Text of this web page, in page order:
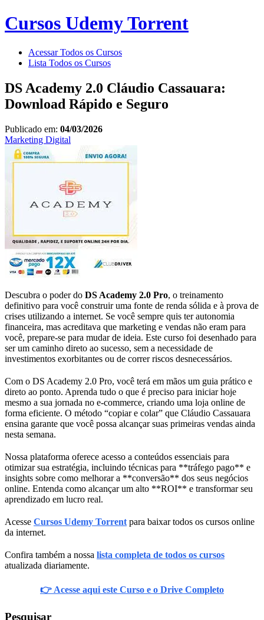
Cursos Udemy Torrent
Acessar Todos os Cursos
Lista Todos os Cursos
DS Academy 2.0 Cláudio Cassauara:
Download Rápido e Seguro
Publicado em: 04/03/2026
Marketing Digital
Descubra o poder do DS Academy 2.0 Pro, o treinamento
definitivo para você construir uma fonte de renda sólida e à prova de
crises utilizando a internet. Se você sempre quis ter autonomia
financeira, mas acreditava que marketing e vendas não eram para
você, prepare-se para mudar de ideia. Este curso foi desenhado para
ser um caminho direto ao sucesso, sem a necessidade de
investimentos exorbitantes ou de correr riscos desnecessários.
Com o DS Academy 2.0 Pro, você terá em mãos um guia prático e
direto ao ponto. Aprenda tudo o que é preciso para iniciar hoje
mesmo a sua jornada no e-commerce, criando uma loja online de
forma eficiente. O método “copiar e colar” que Cláudio Cassauara
ensina garante que você possa alcançar suas primeiras vendas ainda
nesta semana.
Nossa plataforma oferece acesso a conteúdos essenciais para
otimizar sua estratégia, incluindo técnicas para **tráfego pago** e
insights sobre como melhorar a **conversão** dos seus negócios
online. Entenda como alcançar um alto **ROI** e transformar seu
aprendizado em lucro real.
Acesse Cursos Udemy Torrent para baixar todos os cursos online
da internet.
Confira também a nossa lista completa de todos os cursos
atualizada diariamente.
👉 Acesse aqui este Curso e o Drive Completo
Pesquisar